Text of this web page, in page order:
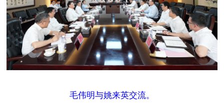
毛伟明与姚来英交流。